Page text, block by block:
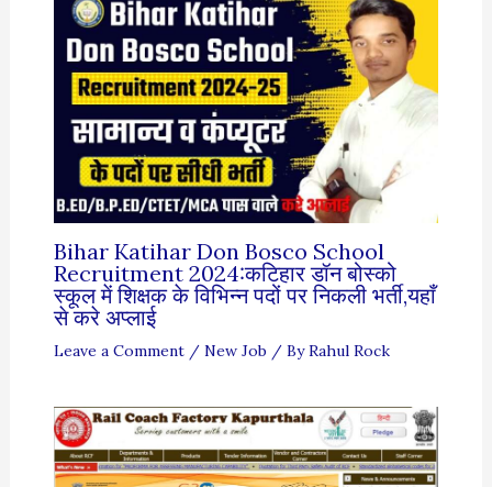
Bihar Katihar Don Bosco School
Recruitment 2024:कटिहार डॉन बोस्को
स्कूल में शिक्षक के विभिन्न पदों पर निकली भर्ती,यहाँ
से करे अप्लाई
Leave a Comment / New Job / ByRahul Rock